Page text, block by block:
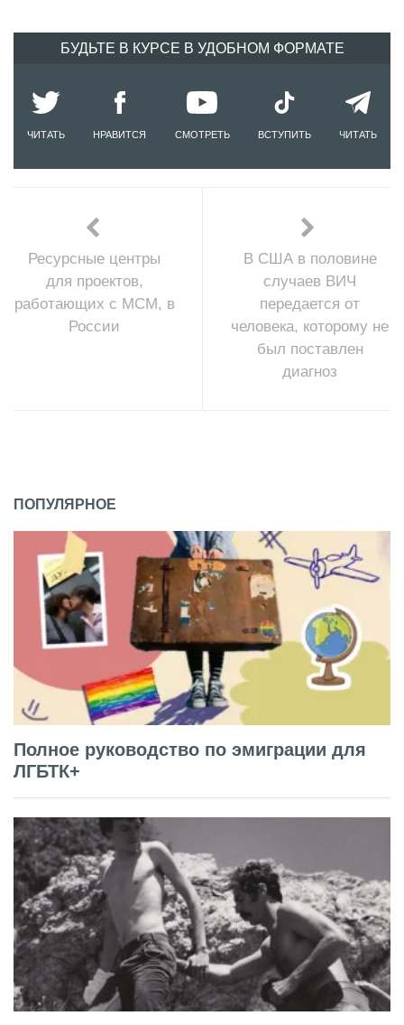
БУДЬТЕ В КУРСЕ В УДОБНОМ ФОРМАТЕ
ЧИТАТЬ НРАВИТСЯ СМОТРЕТЬ ВСТУПИТЬ ЧИТАТЬ
Ресурсные центры
для проектов,
работающих с МСМ, в
России
В США в половине
случаев ВИЧ
передается от
человека, которому не
был поставлен
диагноз
ПОПУЛЯРНОЕ
Полное руководство по эмиграции для
ЛГБТК+